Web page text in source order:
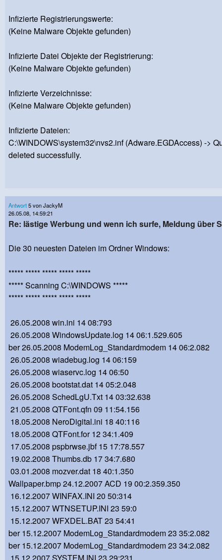
Infizierte Registrierungswerte:
(Keine Malware Objekte gefunden)
Infizierte Datei Objekte der Registrierung:
(Keine Malware Objekte gefunden)
Infizierte Verzeichnisse:
(Keine Malware Objekte gefunden)
Infizierte Dateien:
C:\WINDOWS\system32\nvs2.inf (Adware.EGDAccess) ->
deleted successfully.
Antwort5 von JackyM
26.05.08, 14:59:21
Re: lästige Werbung und wenn ich surfe, Meldung über
Die 30 neuesten Dateien im Ordner Windows:
***** ***** ***** ***** *****
***** Scanning C:\WINDOWS *****
***** ***** ***** ***** *****
26.05.2008 win.ini 14 08:793
26.05.2008 WindowsUpdate.log 14 06:1.529.605
ber 26.05.2008 ModemLog_Standardmodem 14 06:2.082
26.05.2008 wiadebug.log 14 06:159
26.05.2008 wiaservc.log 14 06:50
26.05.2008 bootstat.dat 14 05:2.048
26.05.2008 SchedLgU.Txt 14 03:32.638
21.05.2008 QTFont.qfn 09 11:54.156
18.05.2008 NeroDigital.ini 18 40:116
18.05.2008 QTFont.for 12 34:1.409
17.05.2008 pspbrwse.jbf 15 17:78.557
19.02.2008 Thumbs.db 17 34:7.680
03.01.2008 mozver.dat 18 40:1.350
Wallpaper.bmp 24.12.2007 ACD 19 00:2.359.350
16.12.2007 WINFAX.INI 20 50:314
15.12.2007 WTNSETUP.INI 23 59:0
15.12.2007 WFXDEL.BAT 23 54:41
ber 15.12.2007 ModemLog_Standardmodem 23 35:2.082
ber 15.12.2007 ModemLog_Standardmodem 23 34:2.082